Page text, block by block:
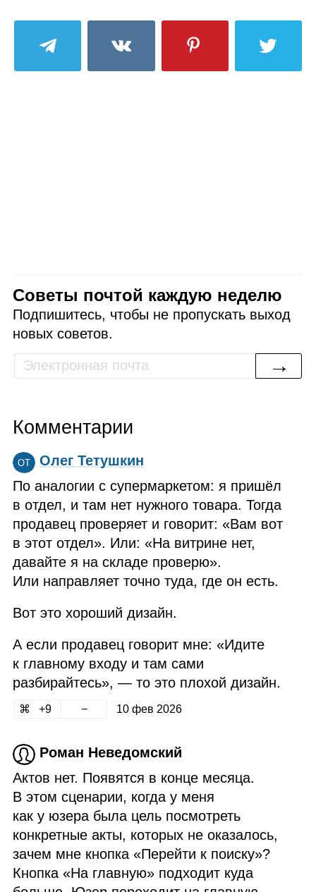
Советы почтой каждую неделю
Подпишитесь, чтобы не пропускать выход
новых советов.
→
Комментарии
ОТ
Олег Тетушкин
По аналогии с супермаркетом: я пришёл
в отдел, и там нет нужного товара. Тогда
продавец проверяет и говорит: «Вам вот
в этот отдел». Или: «На витрине нет,
давайте я на складе проверю».
Или направляет точно туда, где он есть.
Вот это хороший дизайн.
А если продавец говорит мне: «Идите
к главному входу и там сами
разбирайтесь», — то это плохой дизайн.
9 10 фев 2026
Роман Неведомский
Актов нет. Появятся в конце месяца.
В этом сценарии, когда у меня
как у юзера была цель посмотреть
конкретные акты, которых не оказалось,
зачем мне кнопка «Перейти к поиску»?
Кнопка «На главную» подходит куда